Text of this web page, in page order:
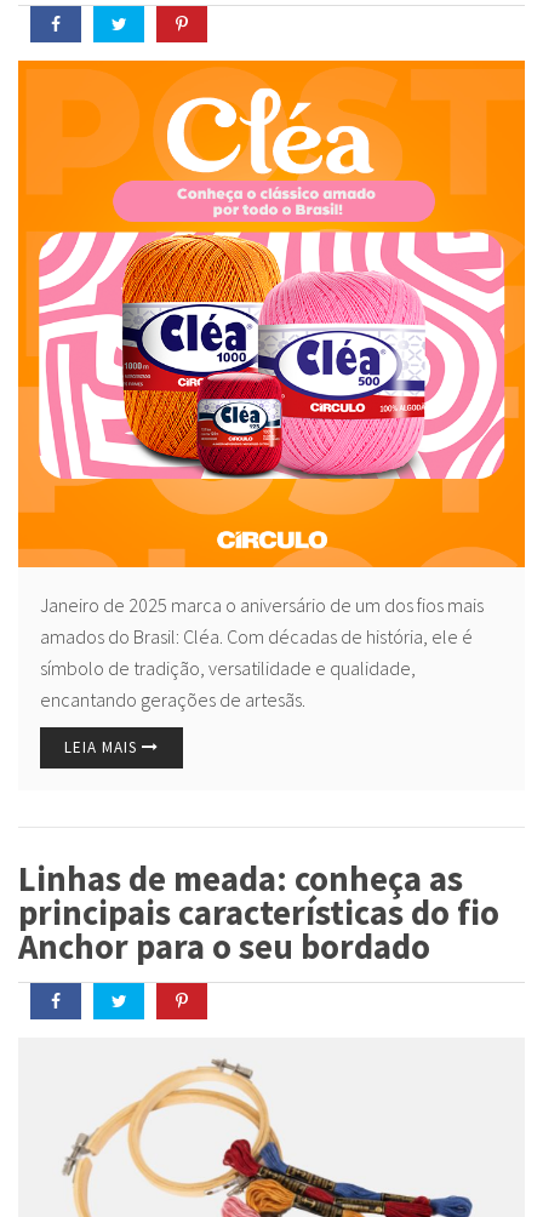
Janeiro de 2025 marca o aniversário de um dos fios mais
amados do Brasil: Cléa. Com décadas de história, ele é
símbolo de tradição, versatilidade e qualidade,
encantando gerações de artesãs.
LEIA MAIS
Linhas de meada: conheça as
principais características do fio
Anchor para o seu bordado